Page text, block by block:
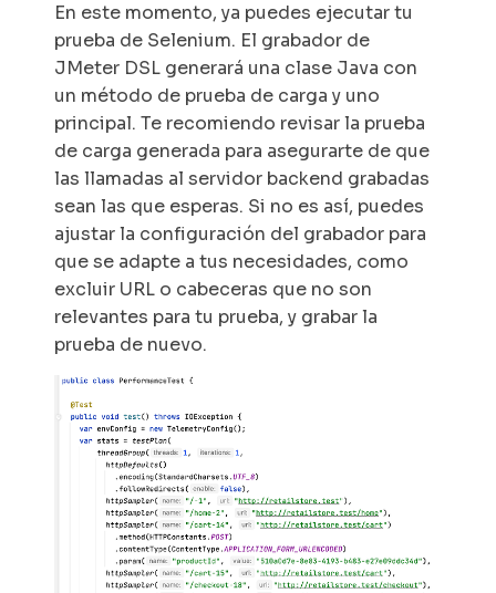
En este momento, ya puedes ejecutar tu
prueba de Selenium. El grabador de
JMeter DSL generará una clase Java con
un método de prueba de carga y uno
principal. Te recomiendo revisar la prueba
de carga generada para asegurarte de que
las llamadas al servidor backend grabadas
sean las que esperas. Si no es así, puedes
ajustar la configuración del grabador para
que se adapte a tus necesidades, como
excluir URL o cabeceras que no son
relevantes para tu prueba, y grabar la
prueba de nuevo.